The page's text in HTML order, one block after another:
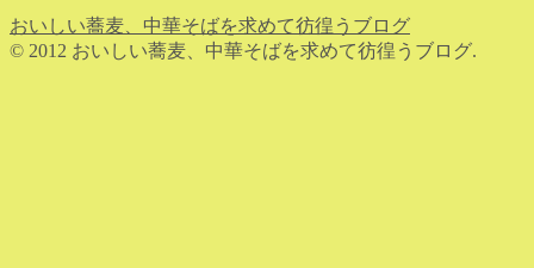
おいしい蕎麦、中華そばを求めて彷徨うブログ
© 2012 おいしい蕎麦、中華そばを求めて彷徨うブログ.